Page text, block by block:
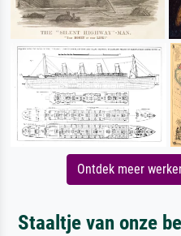
Ontdek meer
Staaltje van onze